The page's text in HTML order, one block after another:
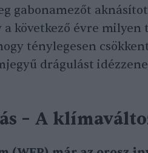
gabonamezőt
a következő évre milyen
ténylegesen
drágulást
– A